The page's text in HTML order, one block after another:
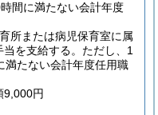
間に満たない会計年度
所または病児保育室に属
を支給する。 ただし、1
満たない会計年度任用職
円